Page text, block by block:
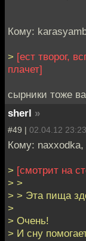
Кому:
> [ест творог,
плачет]
сырники тоже
sherl »
#49 | 02.04.12 23:23
Кому: naxxodka,
> [смотрит на
> >
> > Эта пища
>
> Очень!
> И сну